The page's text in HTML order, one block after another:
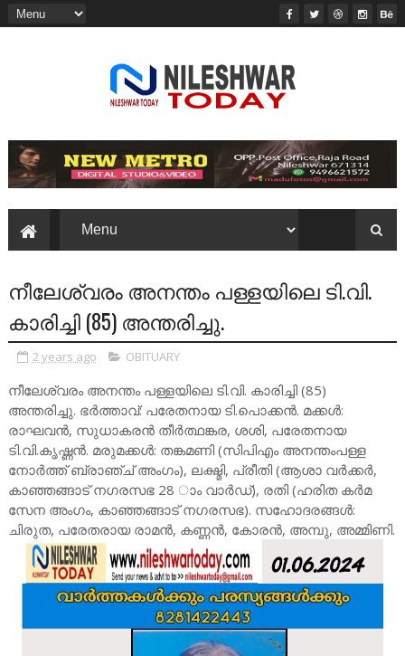
നീലേശ്വരം അനന്തം പള്ളയിലെ ടി.വി.
കാരിച്ചി (85) അന്തരിച്ചു.
2 years ago OBITUARY
നീലേശ്വരം അനന്തം പള്ളയിലെ ടി.വി. കാരിച്ചി (85)
അന്തരിച്ചു. ഭർത്താവ്: പരേതനായ ടി.പൊക്കൻ. മക്കൾ:
രാഘവൻ, സുധാകരൻ തീർത്ഥങ്കര, ശശി, പരേതനായ
ടി.വി.കൃഷ്ണൻ. മരുമക്കൾ: തങ്കമണി (സിപിഎം അനന്തംപള്ള
നോർത്ത് ബ്രാഞ്ച് അംഗം), ലക്ഷ്മി, പ്രീതി (ആശാ വർക്കർ,
കാഞ്ഞങ്ങാട് നഗരസഭ 28 ാം വാർഡ്), രതി (ഹരിത കർമ
സേന അംഗം, കാഞ്ഞങ്ങാട് നഗരസഭ). സഹോദരങ്ങൾ:
ചിരുത, പരേതരായ രാമൻ, കണ്ണൻ, കോരൻ, അമ്പു, അമ്മിണി.